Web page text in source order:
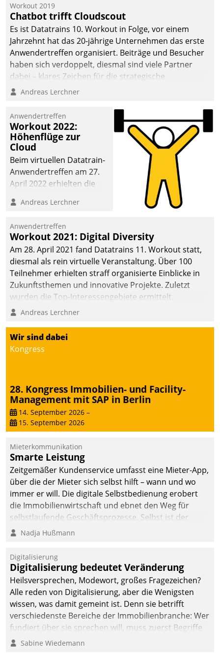
Quartier. Dazwischen
zeigte Datatrain, was es
Neues zu bieten hat.
Workout 2019
Chatbot trifft Cloudscout
Es ist Datatrains 10. Workout in Folge, vor einem
Jahrzehnt hat das 20-jährige Unternehmen das erste
Anwendertreffen organisiert. Beiträge und Besucher
haben sich verdoppelt, diesmal sind viele Partner
dabei – klares Zeichen für die strategische
Fokussierung auf den Kunden.
Andreas Lerchner
Anwendertreffen
Workout 2022:
Höhenflüge zur
Cloud
Beim virtuellen Datatrain-
Anwendertreffen am 27.
April 2022 erhielten die
Teilnehmer kurzweilige
Cloud-Strategien und -
Lösungen mit hohem
Zukunftspotenzial.
Andreas Lerchner
Anwendertreffen
Workout 2021: Digital Diversity
Am 28. April 2021 fand Datatrains 11. Workout statt,
diesmal als rein virtuelle Veranstaltung. Über 100
Teilnehmer erhielten straff organisierte Einblicke in
Zukunftsthemen und innovative Projekte. Zuletzt
wurden die Top-Interessengebiete ermittelt.
Andreas Lerchner
Wir sind dabei
Kongress
28. Kongress Immobilien- und Facility-
Management mit SAP in Berlin
14. September 2026 –
15. September 2026
Mieterkommunikation
Smarte Leistung
Zeitgemäßer Kundenservice umfasst eine Mieter-App,
über die der Mieter sich selbst hilft – wann und wo
immer er will. Die digitale Selbstbedienung erobert
die Immobilienwirtschaft und ebnet den Weg für
selbstlaufende Geschäftsprozesse. Selbst ist der
Kunde und smart der Serviceanbieter.
Nadja Hußmann
Digitalisierung
Digitalisierung bedeutet Veränderung
Heilsversprechen, Modewort, großes Fragezeichen?
Alle reden von Digitalisierung, aber die Wenigsten
wissen, was damit gemeint ist. Denn sie betrifft
verschiedenste Bereiche der Immobilienbranche: Wer
fundiert über sie sprechen will, muss zuerst Begriffe
klären. Ein Aspekt ist die betriebliche Optimierung:
Sabine Wiedemann